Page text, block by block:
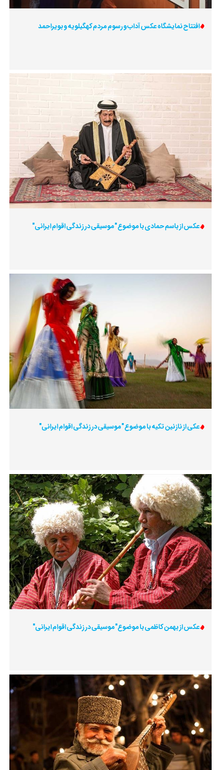
افتتاح نمایشگاه عکس آداب و رسوم مردم کهگیلویه و بویراحمد
عکس از باسم حمادی با موضوع "موسیقی در زندگی اقوام ایرانی"
عکی از نازنین تکیه با موضوع "موسیقی در زندگی اقوام ایرانی"
عکس از بهمن کاظمی با موضوع"موسیقی در زندگی اقوام ایرانی"